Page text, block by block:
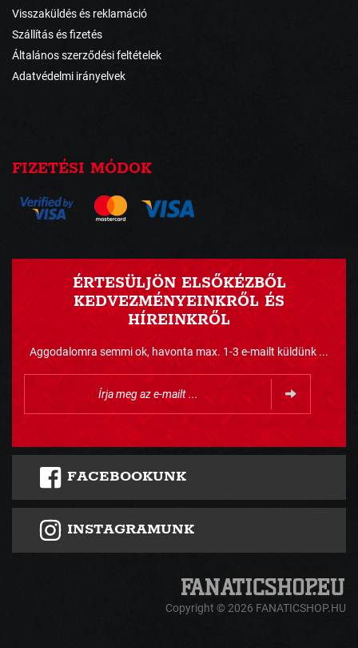
Visszaküldés és reklamáció
Szállítás és fizetés
Általános szerződési feltételek
Adatvédelmi irányelvek
FIZETÉSI MÓDOK
ÉRTESÜLJÖN ELSŐKÉZBŐL
KEDVEZMÉNYEINKRŐL ÉS
HÍREINKRŐL
Aggodalomra semmi ok, havonta max. 1-3 e-mailt küldünk ...
FACEBOOKUNK
INSTAGRAMUNK
Copyright © 2026 FANATICSHOP.HU